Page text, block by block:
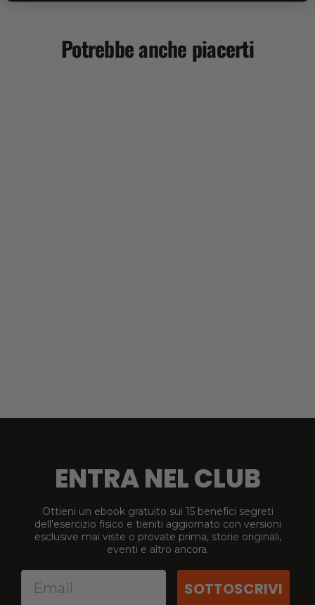
Potrebbe anche piacerti
ENTRA NEL CLUB
Ottieni un ebook gratuito sui 15 benefici segreti
dell'esercizio fisico e tieniti aggiornato con versioni
esclusive mai viste o provate prima, storie originali,
eventi e altro ancora.
SOTTOSCRIVI